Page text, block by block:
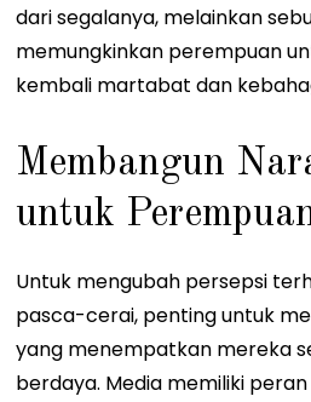
dari segalanya, melainkan
memungkinkan perempuan
kembali martabat dan
Membangun
untuk
Untuk mengubah persepsi
pasca-cerai, penting untuk
yang menempatkan mereka
berdaya. Media memiliki